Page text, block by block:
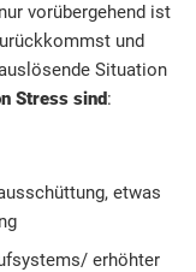
vorübergehend ist
und
Situation
Stress sind:
etwas
erhöhter